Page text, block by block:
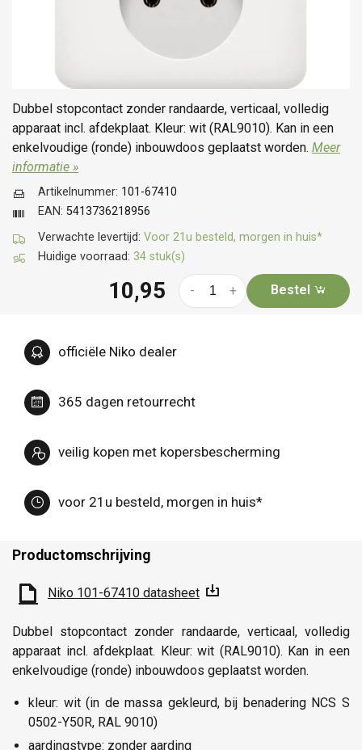
Dubbel stopcontact zonder randaarde, verticaal, volledig
apparaat incl. afdekplaat. Kleur: wit (RAL9010). Kan in een
enkelvoudige (ronde) inbouwdoos geplaatst worden. Meer
informatie »
Verwachte levertijd: Voor 21u besteld, morgen in huis*
Huidige voorraad: 34 stuk(s)
Artikelnummer: 101-67410
EAN: 5413736218956
10,95 +
- Bestel
officiële Niko dealer
365 dagen retourrecht
veilig kopen met kopersbescherming
voor 21u besteld, morgen in huis*
Productomschrijving
Niko 101-67410 datasheet
Dubbel stopcontact zonder randaarde, verticaal, volledig
apparaat incl. afdekplaat. Kleur: wit (RAL9010). Kan in een
enkelvoudige (ronde) inbouwdoos geplaatst worden.
kleur: wit (in de massa gekleurd, bij benadering NCS S
0502-Y50R, RAL 9010)
aardingstype: zonder aarding